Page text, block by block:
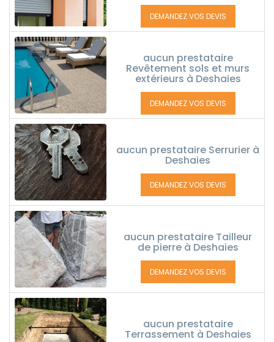
DEMANDEZ VOS DEVIS
aucun prestataire
Revêtement sols et murs
extérieurs à Deshaies
DEMANDEZ VOS DEVIS
aucun prestataire Serrurier à
Deshaies
DEMANDEZ VOS DEVIS
aucun prestataire Tailleur
de pierre à Deshaies
DEMANDEZ VOS DEVIS
aucun prestataire
Terrassement à Deshaies